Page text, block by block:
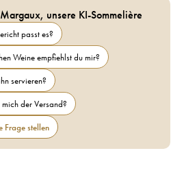
unsere KI-Sommelière
passt es?
Weine empfiehlst du mir?
servieren?
der Versand?
Frage stellen